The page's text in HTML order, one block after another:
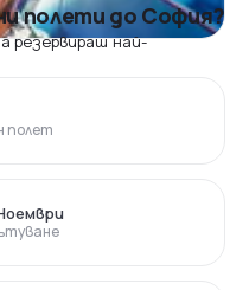
полети до София?
резервираш най-
полет